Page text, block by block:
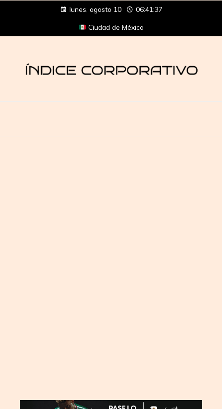
lunes, agosto 10 06:41:37
Ciudad de México